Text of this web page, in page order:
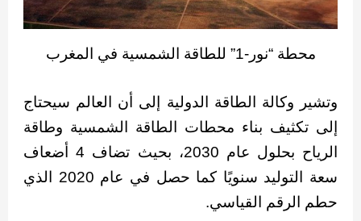
محطة “نور-1” للطاقة الشمسية في المغرب
وتشير وكالة الطاقة الدولية إلى أن العالم سيحتاج
إلى تكثيف بناء محطات الطاقة الشمسية وطاقة
الرياح بحلول عام 2030، بحيث تضاف 4 أضعاف
سعة التوليد سنويًا كما حصل في عام 2020 الذي
حطم الرقم القياسي.